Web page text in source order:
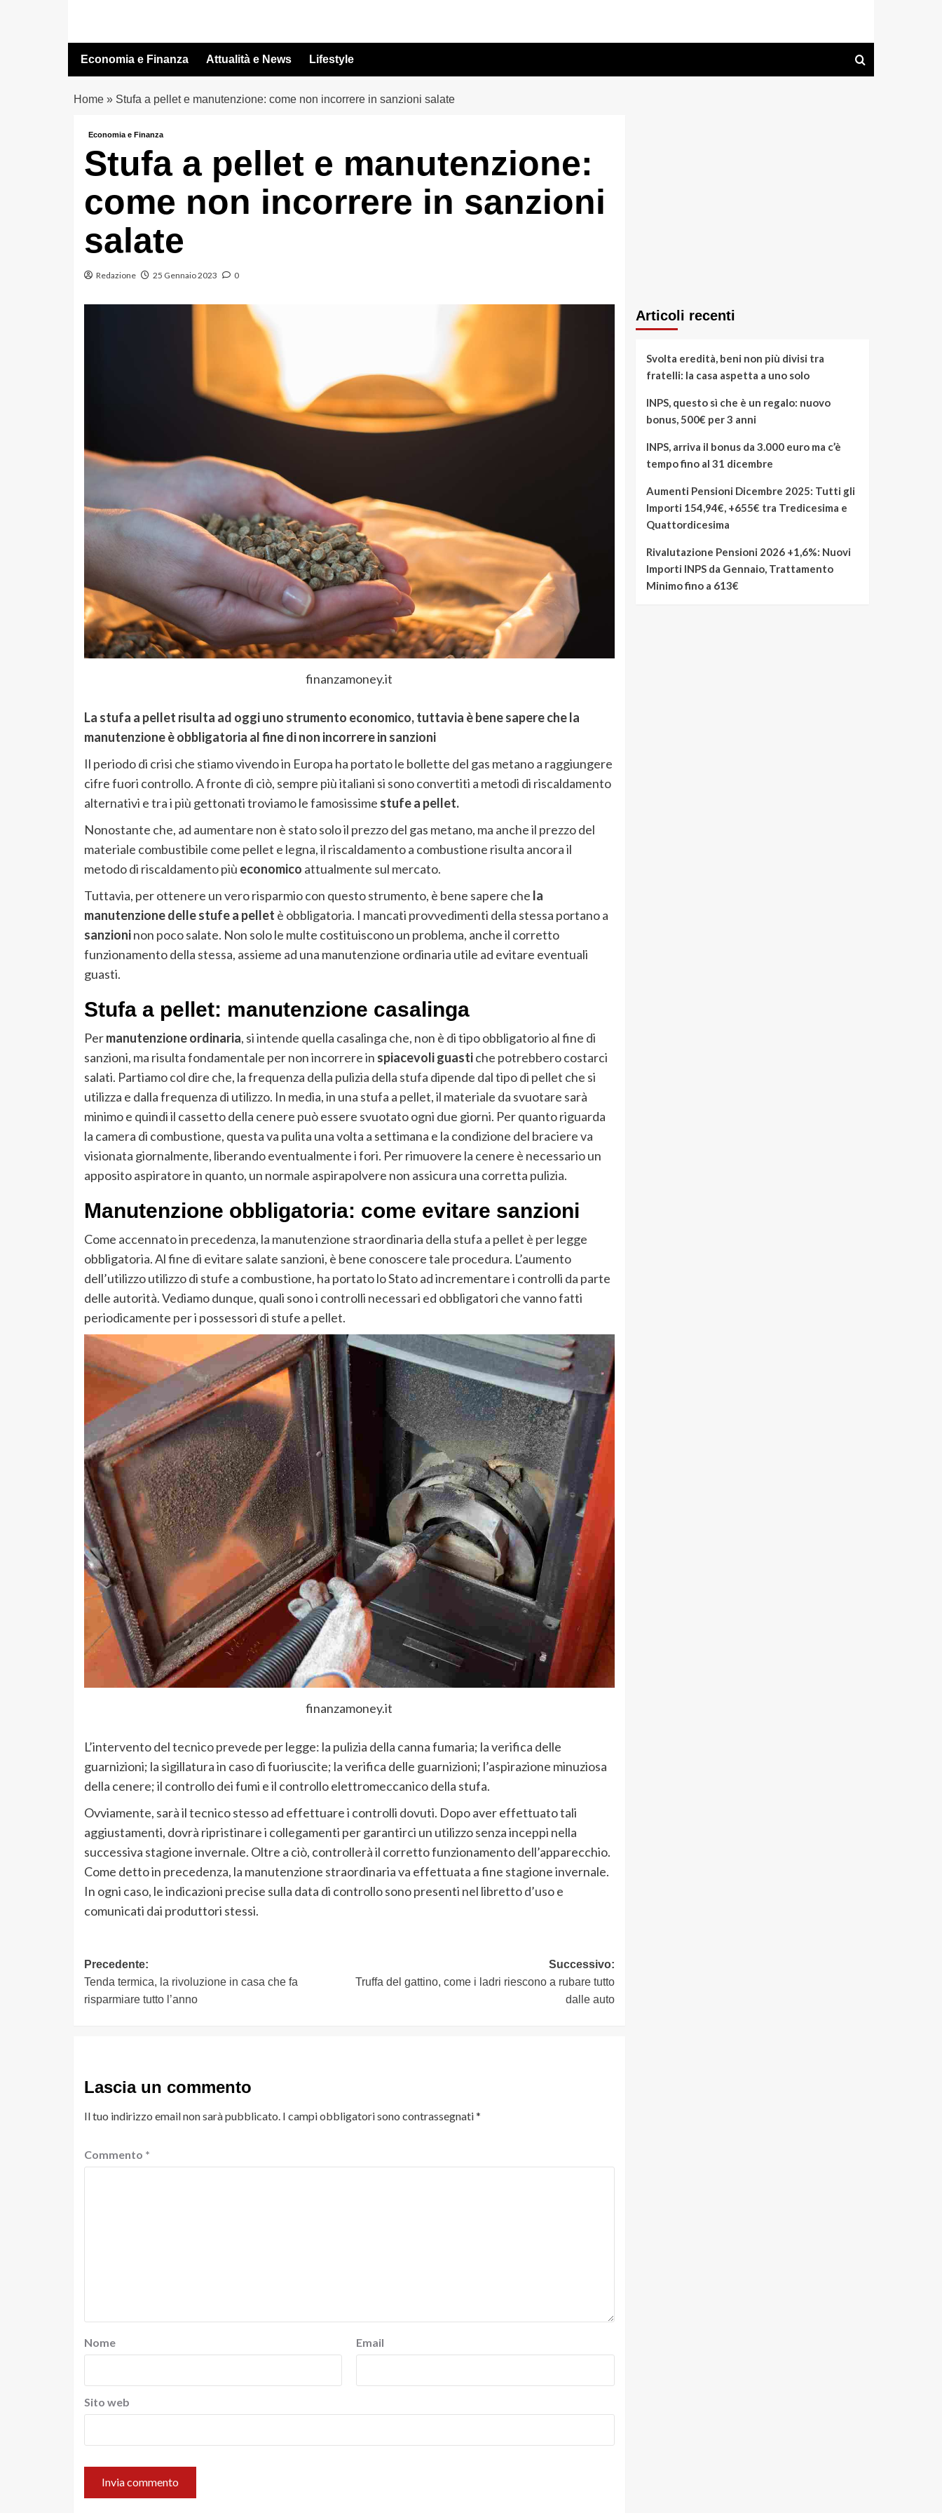
contenuto
Economia e Finanza Attualità e News Lifestyle
Home» Stufa a pellet e manutenzione: come non incorrere in sanzioni salate
Economia e Finanza
Stufa a pellet e manutenzione:
come non incorrere in sanzioni
salate
Redazione 25 Gennaio 2023 0
finanzamoney.it
La stufa a pellet risulta ad oggi uno strumento economico, tuttavia è bene sapere che la
manutenzione è obbligatoria al fine di non incorrere in sanzioni
Il periodo di crisi che stiamo vivendo in Europa ha portato le bollette del gas metano a raggiungere
cifre fuori controllo. A fronte di ciò, sempre più italiani si sono convertiti a metodi di riscaldamento
alternativi e tra i più gettonati troviamo le famosissime stufe a pellet.
Nonostante che, ad aumentare non è stato solo il prezzo del gas metano, ma anche il prezzo del
materiale combustibile come pellet e legna, il riscaldamento a combustione risulta ancora il
metodo di riscaldamento più economico attualmente sul mercato.
Tuttavia, per ottenere un vero risparmio con questo strumento, è bene sapere che la
manutenzione delle stufe a pellet è obbligatoria. I mancati provvedimenti della stessa portano a
sanzioninon poco salate. Non solo le multe costituiscono un problema, anche il corretto
funzionamento della stessa, assieme ad una manutenzione ordinaria utile ad evitare eventuali
guasti.
Stufa a pellet: manutenzione casalinga
Permanutenzione ordinaria, si intende quella casalinga che, non è di tipo obbligatorio al fine di
sanzioni, ma risulta fondamentale per non incorrere in spiacevoli guastiche potrebbero costarci
salati. Partiamo col dire che, la frequenza della pulizia della stufa dipende dal tipo di pellet che si
utilizza e dalla frequenza di utilizzo. In media, in una stufa a pellet, il materiale da svuotare sarà
minimo e quindi il cassetto della cenere può essere svuotato ogni due giorni. Per quanto riguarda
la camera di combustione, questa va pulita una volta a settimana e la condizione del braciere va
visionata giornalmente, liberando eventualmente i fori. Per rimuovere la cenere è necessario un
apposito aspiratore in quanto, un normale aspirapolvere non assicura una corretta pulizia.
Manutenzione obbligatoria: come evitare sanzioni
Come accennato in precedenza, la manutenzione straordinaria della stufa a pellet è per legge
obbligatoria. Al fine di evitare salate sanzioni, è bene conoscere tale procedura. L’aumento
dell’utilizzo utilizzo di stufe a combustione, ha portato lo Stato ad incrementare i controlli da parte
delle autorità. Vediamo dunque, quali sono i controlli necessari ed obbligatori che vanno fatti
periodicamente per i possessori di stufe a pellet.
finanzamoney.it
L’intervento del tecnico prevede per legge: la pulizia della canna fumaria; la verifica delle
guarnizioni; la sigillatura in caso di fuoriuscite; la verifica delle guarnizioni; l’aspirazione minuziosa
della cenere; il controllo dei fumi e il controllo elettromeccanico della stufa.
Ovviamente, sarà il tecnico stesso ad effettuare i controlli dovuti. Dopo aver effettuato tali
aggiustamenti, dovrà ripristinare i collegamenti per garantirci un utilizzo senza inceppi nella
successiva stagione invernale. Oltre a ciò, controllerà il corretto funzionamento dell’apparecchio.
Come detto in precedenza, la manutenzione straordinaria va effettuata a fine stagione invernale.
In ogni caso, le indicazioni precise sulla data di controllo sono presenti nel libretto d’uso e
comunicati dai produttori stessi.
Navigazione
articolo
Precedente:
Tenda termica, la rivoluzione in casa che fa
risparmiare tutto l’anno
Successivo:
Truffa del gattino, come i ladri riescono a rubare tutto
dalle auto
Lascia un commento
Il tuo indirizzo email non sarà pubblicato. I campi obbligatori sono contrassegnati*
Commento *
Nome Email
Sito web
Articoli recenti
Svolta eredità, beni non più divisi tra
fratelli: la casa aspetta a uno solo
INPS, questo sì che è un regalo: nuovo
bonus, 500€ per 3 anni
INPS, arriva il bonus da 3.000 euro ma c’è
tempo fino al 31 dicembre
Aumenti Pensioni Dicembre 2025: Tutti gli
Importi 154,94€, +655€ tra Tredicesima e
Quattordicesima
Rivalutazione Pensioni 2026 +1,6%: Nuovi
Importi INPS da Gennaio, Trattamento
Minimo fino a 613€